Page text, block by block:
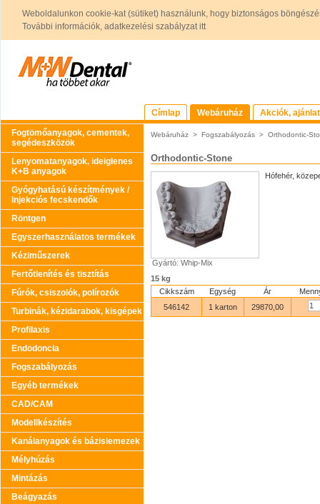
Weboldalunkon cookie-kat (sütiket) használunk, hogy biztonságos
További információk, adatkezelési szabályzat itt
Címlap Webáruház
Akciók,
Fogtömőanyagok, cementek,
segédeszközök
Lenyomatanyagok, ideiglenes
K+B anyagok
Gyógyhatású készítmények /
Injekciós fecskendők
Röntgen
Egyszerhasználatos termékek
Kéziműszerek
Fertőtlenítés és tisztítás
Fúrók, csiszolók, polírozók
Turbinák, kézidarabok, kisgépek
Profilaxis
Endodoncia
Fogszabályozás
Egyéb termékek
CAD/CAM
Modellkészítés
Kanálanyagok és bázislemezek
Mélyhúzás
Mintázás
Beágyazás
Webáruház > Fogszabályozás > Orthodontic-
Orthodontic-Stone
Gyártó: Whip-Mix
Hófehér,
15 kg
Cikkszám
Egység Ár
546142
1 karton 29870,00